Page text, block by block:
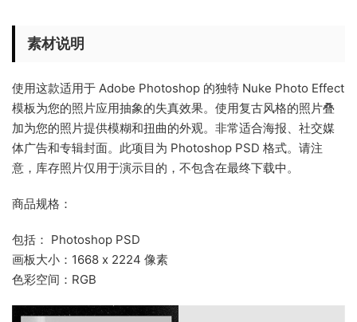
素材说明
使用这款适用于 Adobe Photoshop 的独特 Nuke Photo Effect
模板为您的照片应用抽象的失真效果。使用复古风格的照片叠
加为您的照片提供模糊和扭曲的外观。非常适合海报、社交媒
体广告和专辑封面。此项目为 Photoshop PSD 格式。请注
意，库存照片仅用于演示目的，不包含在最终下载中。
商品规格：
包括： Photoshop PSD
画板大小：1668 x 2224 像素
色彩空间：RGB